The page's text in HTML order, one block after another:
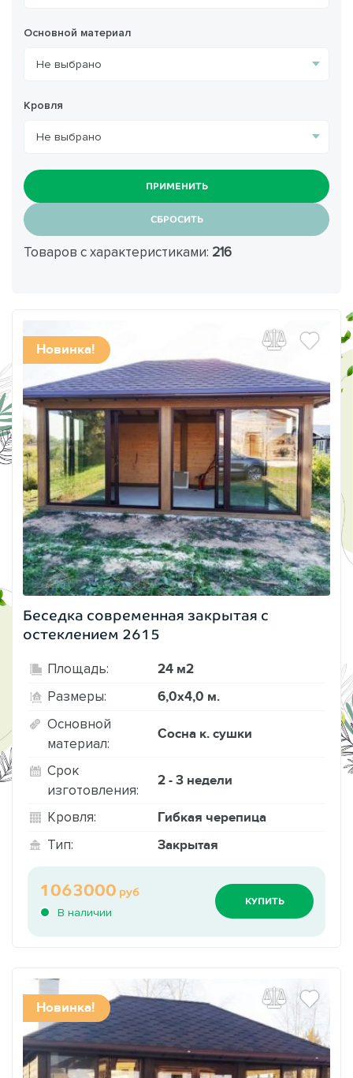
Основной материал
Кровля
ПРИМЕНИТЬ
СБРОСИТЬ
Товаров с характеристиками: 216
Новинка!
Беседка современная закрытая с
остеклением 2615
Площадь: 24 м2
Размеры: 6,0х4,0 м.
Основной
материал:
Сосна к. сушки
Срок
изготовления:
2 - 3 недели
Кровля: Гибкая черепица
Тип: Закрытая
В наличии
1063000 руб
КУПИТЬ
Новинка!